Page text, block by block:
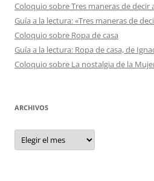
Coloquio sobre Tres maneras de decir
Guía a la lectura: «Tres maneras de
Coloquio sobre Ropa de casa
Guía a la lectura: Ropa de casa, de
Coloquio sobre La nostalgia de la
ARCHIVOS
Archivos